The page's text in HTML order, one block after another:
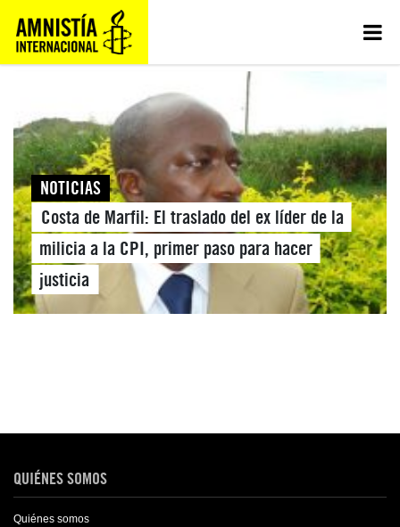
NOTICIAS
Costa de Marfil: El traslado del ex líder de la
milicia a la CPI, primer paso para hacer
justicia
QUIÉNES SOMOS
Quiénes somos